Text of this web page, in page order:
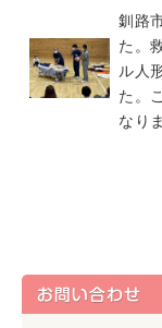
釧路
た。
ル人
た。
なり